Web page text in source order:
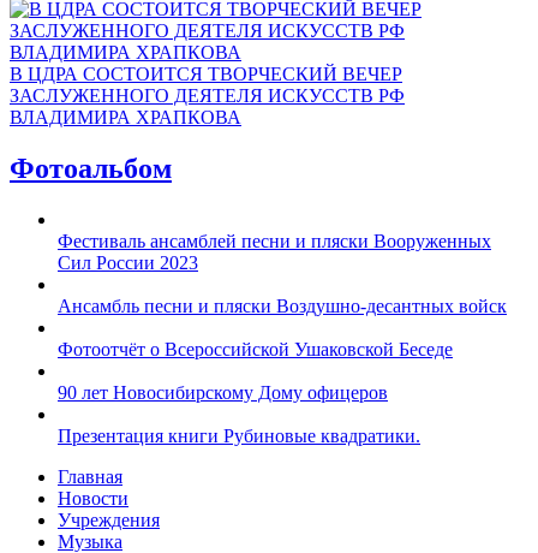
В ЦДРА СОСТОИТСЯ ТВОРЧЕСКИЙ ВЕЧЕР
ЗАСЛУЖЕННОГО ДЕЯТЕЛЯ ИСКУССТВ РФ
ВЛАДИМИРА ХРАПКОВА
Фотоальбом
Фестиваль ансамблей песни и пляски Вооруженных
Сил России 2023
Ансамбль песни и пляски Воздушно-десантных войск
Фотоотчёт о Всероссийской Ушаковской Беседе
90 лет Новосибирскому Дому офицеров
Презентация книги Рубиновые квадратики.
Главная
Новости
Учреждения
Музыка